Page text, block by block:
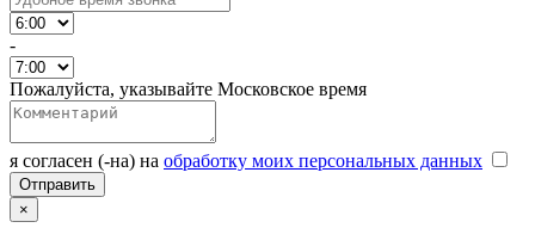
-
Пожалуйста, указывайте Московское время
я согласен (-на) на обработку моих персональных данных
×